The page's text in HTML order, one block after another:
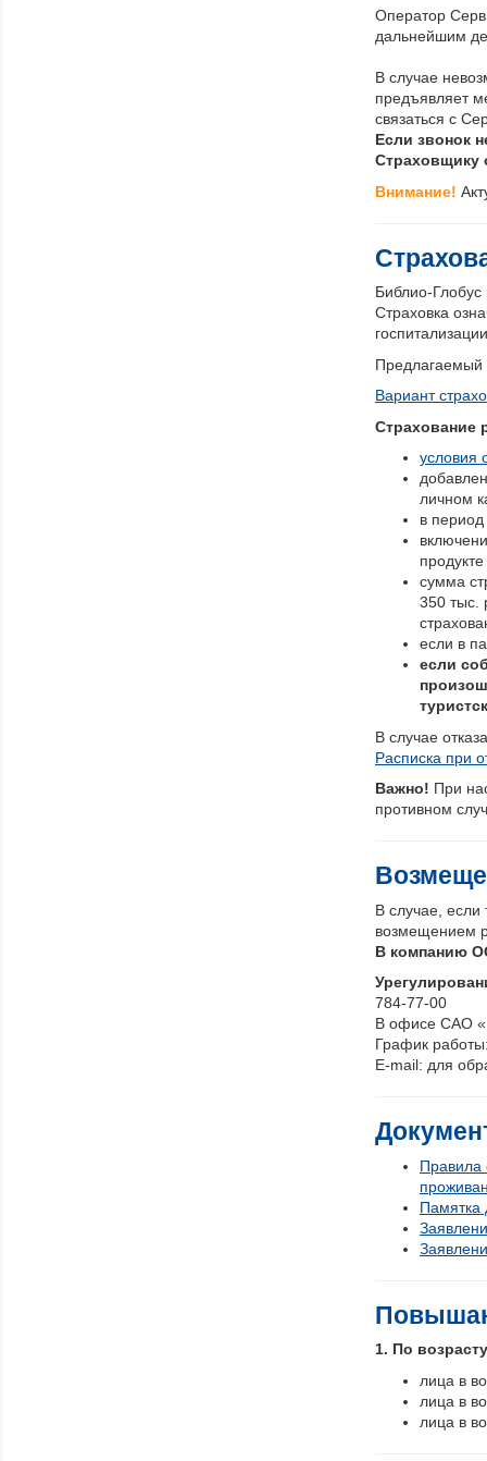
Оператор
дальнейшим
В случае
предъявляет
связаться с
Если звонок
Страховщику
Внимание!
Библио-
Страховка
Предлагаемый
Вариант
Страхование
условия
личном
в период
сумма
350 тыс.
если в
если
В случае
Расписка при
Важно! При
противном
В случае, если
возмещением
В компанию
784-77-00
В офисе САО
График
E-mail: для
Правила
Памятка
1. По
лица в
лица в
лица в